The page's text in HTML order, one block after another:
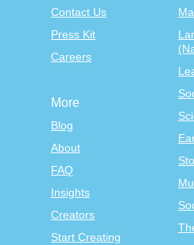
Contact Us
Press Kit
Careers
More
Blog
About
FAQ
Insights
Creators
Start Creating